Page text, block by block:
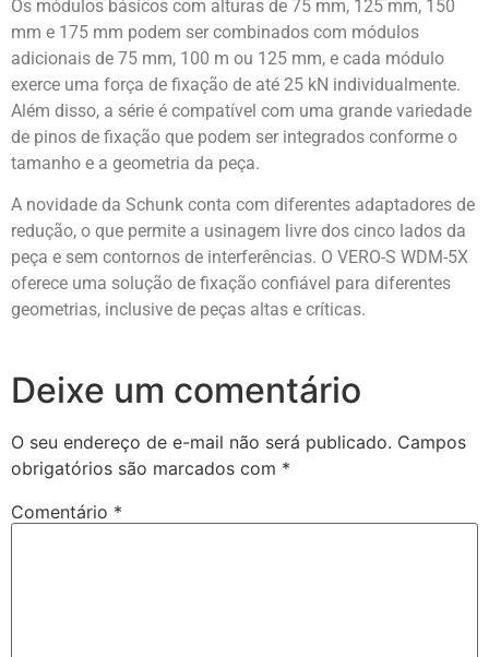
Os módulos básicos com alturas de 75 mm, 125 mm, 150
mm e 175 mm podem ser combinados com módulos
adicionais de 75 mm, 100 m ou 125 mm, e cada módulo
exerce uma força de fixação de até 25 kN individualmente.
Além disso, a série é compatível com uma grande variedade
de pinos de fixação que podem ser integrados conforme o
tamanho e a geometria da peça.
A novidade da Schunk conta com diferentes adaptadores de
redução, o que permite a usinagem livre dos cinco lados da
peça e sem contornos de interferências. O VERO-S WDM-5X
oferece uma solução de fixação confiável para diferentes
geometrias, inclusive de peças altas e críticas.
Deixe um comentário
O seu endereço de e-mail não será publicado. Campos
obrigatórios são marcados com *
Comentário *